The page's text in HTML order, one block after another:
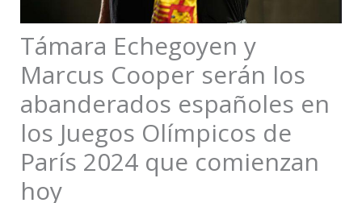
Támara Echegoyen y
Marcus Cooper serán los
abanderados españoles en
los Juegos Olímpicos de
París 2024 que comienzan
hoy